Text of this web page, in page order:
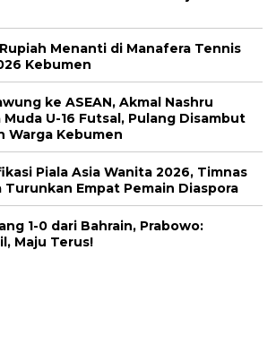
Menanti di Manafera Tennis
Kebumen
ke ASEAN, Akmal Nashru
U-16 Futsal, Pulang Disambut
Warga Kebumen
Piala Asia Wanita 2026, Timnas
Empat Pemain Diaspora
1-0 dari Bahrain, Prabowo:
Maju Terus!